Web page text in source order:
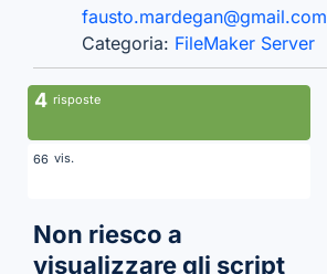
fausto.mardegan@gmail.com
Categoria: FileMaker Server
4 risposte
66 vis.
Non riesco a
visualizzare gli script